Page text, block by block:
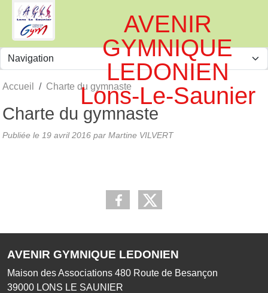
AVENIR
GYMNIQUE
LEDONIEN
Lons-Le-Saunier
Accueil Charte du gymnaste
Charte du gymnaste
Publiée le 19 avril 2016 par Martine VILVERT
AVENIR GYMNIQUE LEDONIEN
Maison des Associations 480 Route de Besançon
39000 LONS LE SAUNIER
Panneau de gestion des cookies